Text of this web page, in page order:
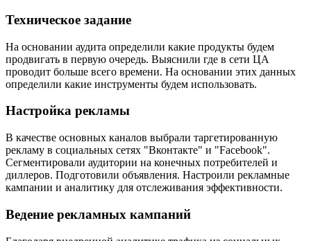
Техническое задание
На основании аудита определили какие продукты будем
продвигать в первую очередь. Выяснили где в сети ЦА
проводит больше всего времени. На основании этих данных
определили какие инструменты будем использовать.
Настройка рекламы
В качестве основных каналов выбрали таргетированную
рекламу в социальных сетях "Вконтакте" и "Facebook".
Сегментировали аудитории на конечных потребителей и
диллеров. Подготовили объявления. Настроили рекламные
кампании и аналитику для отслеживания эффективности.
Ведение рекламных кампаний